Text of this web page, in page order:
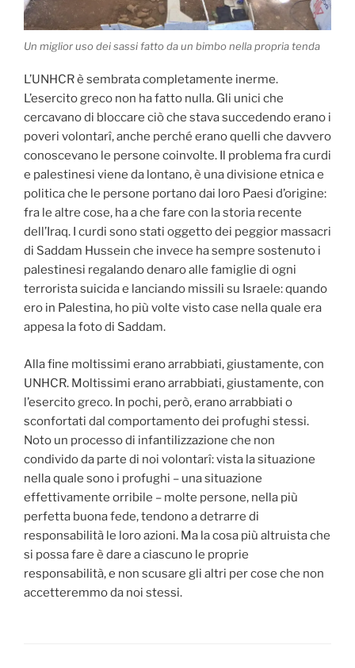
Un miglior uso dei sassi fatto da un bimbo nella propria tenda
L’UNHCR è sembrata completamente inerme.
L’esercito greco non ha fatto nulla. Gli unici che
cercavano di bloccare ciò che stava succedendo erano i
poveri volontarî, anche perché erano quelli che davvero
conoscevano le persone coinvolte. Il problema fra curdi
e palestinesi viene da lontano, è una divisione etnica e
politica che le persone portano dai loro Paesi d’origine:
fra le altre cose, ha a che fare con la storia recente
dell’Iraq. I curdi sono stati oggetto dei peggior massacri
di Saddam Hussein che invece ha sempre sostenuto i
palestinesi regalando denaro alle famiglie di ogni
terrorista suicida e lanciando missili su Israele: quando
ero in Palestina, ho più volte visto case nella quale era
appesa la foto di Saddam.
Alla fine moltissimi erano arrabbiati, giustamente, con
UNHCR. Moltissimi erano arrabbiati, giustamente, con
l’esercito greco. In pochi, però, erano arrabbiati o
sconfortati dal comportamento dei profughi stessi.
Noto un processo di infantilizzazione che non
condivido da parte di noi volontarî: vista la situazione
nella quale sono i profughi – una situazione
effettivamente orribile – molte persone, nella più
perfetta buona fede, tendono a detrarre di
responsabilità le loro azioni. Ma la cosa più altruista che
si possa fare è dare a ciascuno le proprie
responsabilità, e non scusare gli altri per cose che non
accetteremmo da noi stessi.